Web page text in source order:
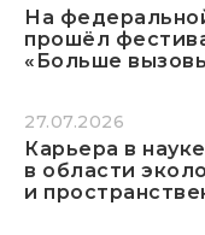
На
прошёл
«Больше
27.07.2026
Карьера в
в области
и